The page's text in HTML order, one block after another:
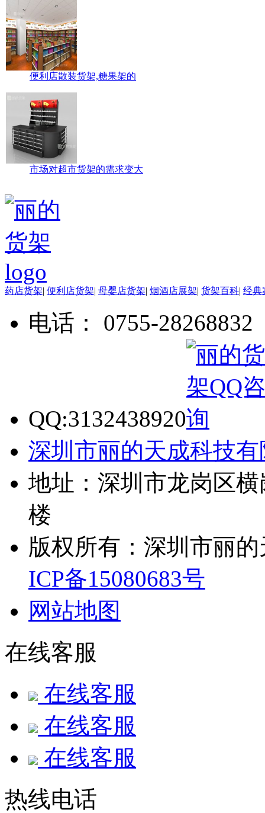
便利店散装货架,糖果架的
市场对超市货架的需求变大
药店货架| 便利店货架| 母婴店货架| 烟酒店展架| 货架百科| 经典
电话： 0755-28268832
QQ:3132438920
深圳市丽的天成科技
地址：深圳市龙岗区
楼
版权所有：深圳市丽
ICP备15080683号
网站地图
在线客服
在线客服
在线客服
在线客服
热线电话